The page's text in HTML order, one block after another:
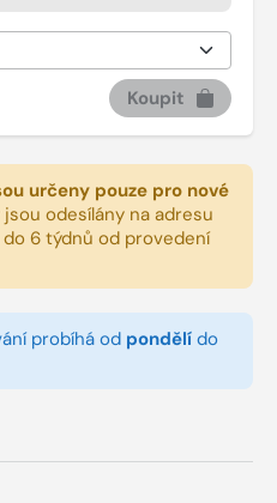
Koupit
určeny pouze pro nové
jsou odesílány na adresu
6 týdnů od provedení
probíhá od pondělí do